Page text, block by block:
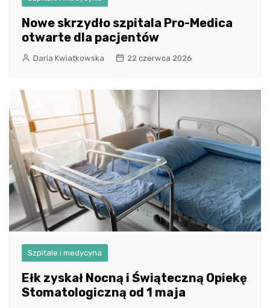
Nowe skrzydło szpitala Pro-Medica
otwarte dla pacjentów
Daria Kwiatkowska 22 czerwca 2026
Szpitale i medycyna
Ełk zyskał Nocną i Świąteczną Opiekę
Stomatologiczną od 1 maja